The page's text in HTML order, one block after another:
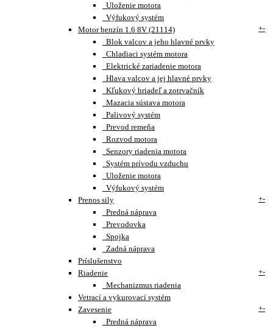
Uloženie motora
Výfukový systém
Motor benzín 1.6 8V (21114)
+-
Blok valcov a jeho hlavné prvky
Chladiaci systém motora
Elektrické zariadenie motora
Hlava valcov a jej hlavné prvky
Kľukový hriadeľ a zotrvačník
Mazacia sústava motora
Palivový systém
Prevod remeňa
Rozvod motora
Senzory riadenia motora
Systém prívodu vzduchu
Uloženie motora
Výfukový systém
Prenos sily
+-
Predná náprava
Prevodovka
Spojka
Zadná náprava
Príslušenstvo
Riadenie
+-
Mechanizmus riadenia
Vetrací a vykurovací systém
Zavesenie
+-
Predná náprava